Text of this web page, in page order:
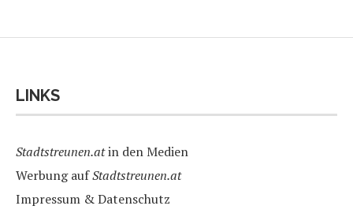
LINKS
Stadtstreunen.atin den Medien
Werbung aufStadtstreunen.at
Impressum & Datenschutz